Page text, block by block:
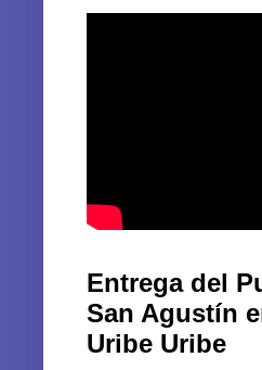
Entrega del
San Agustín
Uribe Uribe